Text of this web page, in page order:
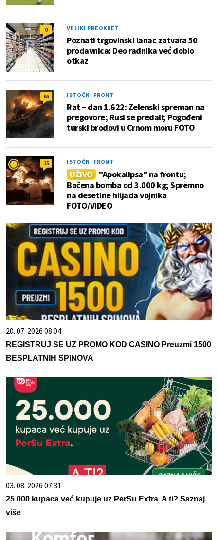
0 VELIKI PREOKRET
Poznati trgovinski lanac zatvara 50
prodavnica: Deo radnika već dobio
otkaz
65 ISTOČNI FRONT
Rat – dan 1.622: Zelenski spreman na
pregovore; Rusi se predali; Pogođeni
turski brodovi u Crnom moru FOTO
15 ISTOČNI FRONT
UŽIVO "Apokalipsa" na frontu;
Bačena bomba od 3.000 kg; Spremno
na desetine hiljada vojnika
FOTO/VIDEO
20. 07. 2026 08:04
REGISTRUJ SE UZ PROMO KOD CASINO Preuzmi 1500
BESPLATNIH SPINOVA
03. 08. 2026 07:31
25.000 kupaca već kupuje uz PerSu Extra. A ti? Saznaj
više